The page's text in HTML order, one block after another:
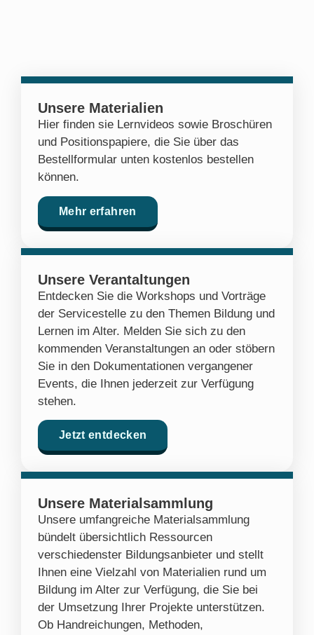
Unsere Materialien
Hier finden sie Lernvideos sowie Broschüren
und Positionspapiere, die Sie über das
Bestellformular unten kostenlos bestellen
können.
Mehr erfahren
Unsere Verantaltungen
Entdecken Sie die Workshops und Vorträge
der Servicestelle zu den Themen Bildung und
Lernen im Alter. Melden Sie sich zu den
kommenden Veranstaltungen an oder stöbern
Sie in den Dokumentationen vergangener
Events, die Ihnen jederzeit zur Verfügung
stehen.
Jetzt entdecken
Unsere Materialsammlung
Unsere umfangreiche Materialsammlung
bündelt übersichtlich Ressourcen
verschiedenster Bildungsanbieter und stellt
Ihnen eine Vielzahl von Materialien rund um
Bildung im Alter zur Verfügung, die Sie bei
der Umsetzung Ihrer Projekte unterstützen.
Ob Handreichungen, Methoden,